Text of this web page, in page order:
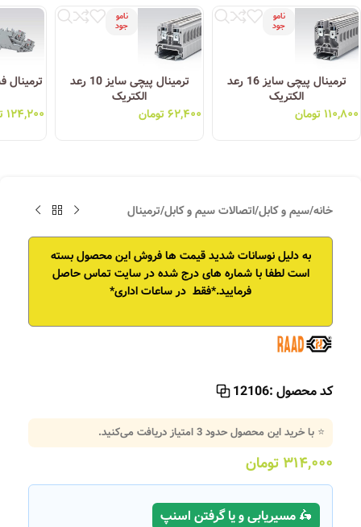
نامو
جود
ترمینال پیچی سایز 16 رعد
الکتریک
۱۱۰,۸۰۰ تومان
نامو
جود
ترمینال پیچی سایز 10 رعد
الکتریک
۶۲,۴۰۰تومان ۱۲۴,۲۰۰
خانه/سیم و کابل/اتصالات سیم و کابل/ترمینال
به دلیل نوسانات شدید قیمت ها فروش این محصول بسته
است لطفا با شماره های درج شده در سایت تماس حاصل
فرمایید.*فقط در ساعات اداری*
کد محصول :12106
⭐ با خرید این محصول حدود3امتیاز دریافت می‌کنید.
۳۱۴,۰۰۰ تومان
🛵 مسیریابی و یا گرفتن اسنپ